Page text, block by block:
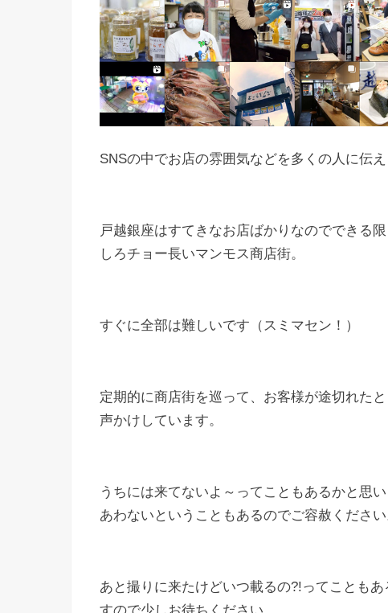
SNSの中でお店の雰囲気などを多くの人に伝
戸越銀座はすてきなお店ばかりなのでできる
しろチョー長いマンモス商店街。
すぐに全部は難しいです（スミマセン！）
定期的に商店街を巡って、お客様が途切れた
声かけしています。
うちには来てないよ～ってこともあるかと思
あわないということもあるのでご容赦ください
あと撮りに来たけどいつ載るの?!ってことも
すので少しお待ちください。